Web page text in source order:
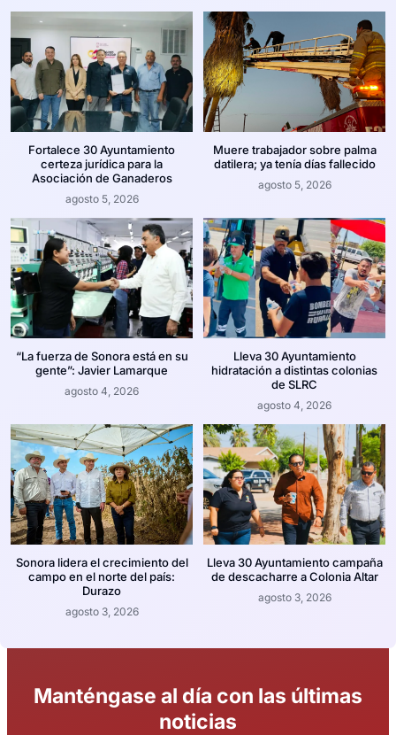
Fortalece 30 Ayuntamiento
certeza jurídica para la
Asociación de Ganaderos
agosto 5, 2026
Muere trabajador sobre palma
datilera; ya tenía días fallecido
agosto 5, 2026
“La fuerza de Sonora está en su
gente”: Javier Lamarque
agosto 4, 2026
Lleva 30 Ayuntamiento
hidratación a distintas colonias
de SLRC
agosto 4, 2026
Sonora lidera el crecimiento del
campo en el norte del país:
Durazo
agosto 3, 2026
Lleva 30 Ayuntamiento campaña
de descacharre a Colonia Altar
agosto 3, 2026
Manténgase al día con las últimas
noticias